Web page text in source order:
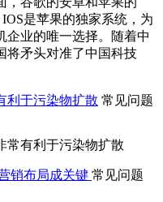
是苹果的独家系统，为
企业的唯一选择。随着中
将矛头对准了中国科技
利于污染物扩散 常见问题
常有利于污染物扩散
销布局成关键 常见问题